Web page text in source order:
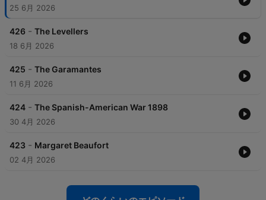
25 6月 2026
426 - The Levellers
18 6月 2026
425 - The Garamantes
11 6月 2026
424 - The Spanish-American War 1898
30 4月 2026
423 - Margaret Beaufort
02 4月 2026